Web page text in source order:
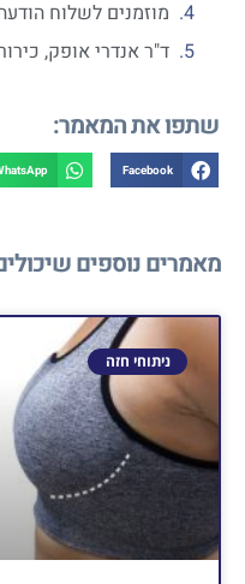
מוזמנים לשלוח
ד"ר אנדרי אופק,
שתפו את המאמר:
Facebook
מאמרים נוספים
ניתוחי חזה